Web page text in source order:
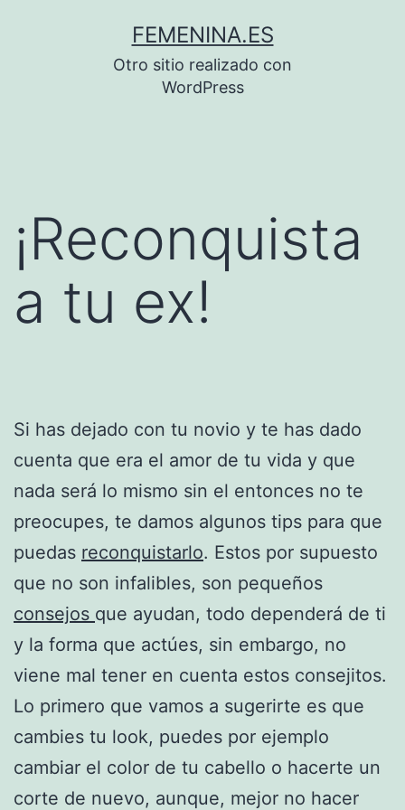
FEMENINA.ES
Otro sitio realizado con
WordPress
¡Reconquista
a tu ex!
Si has dejado con tu novio y te has dado
cuenta que era el amor de tu vida y que
nada será lo mismo sin el entonces no te
preocupes, te damos algunos tips para que
puedas reconquistarlo. Estos por supuesto
que no son infalibles, son pequeños
consejos que ayudan, todo dependerá de ti
y la forma que actúes, sin embargo, no
viene mal tener en cuenta estos consejitos.
Lo primero que vamos a sugerirte es que
cambies tu look, puedes por ejemplo
cambiar el color de tu cabello o hacerte un
corte de nuevo, aunque, mejor no hacer